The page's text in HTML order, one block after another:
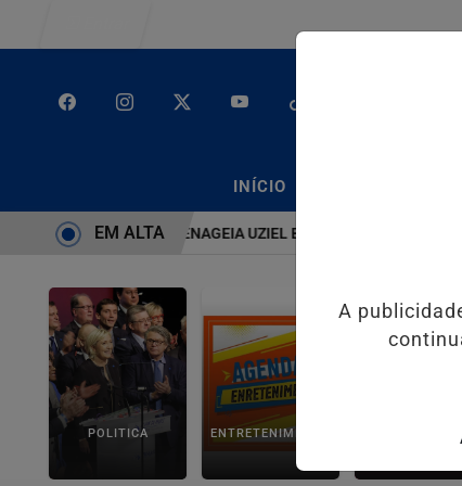
INÍCIO
É BRUTO” HOMENAGEIA UZIEL BUENO NO TERRAÇO MINEIRO
EM ALTA
POLITICA ENTRETENIMENTO SALVADOR
A